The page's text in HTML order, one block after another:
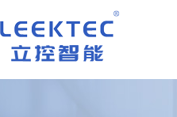
深圳市立控智能科技有限公司